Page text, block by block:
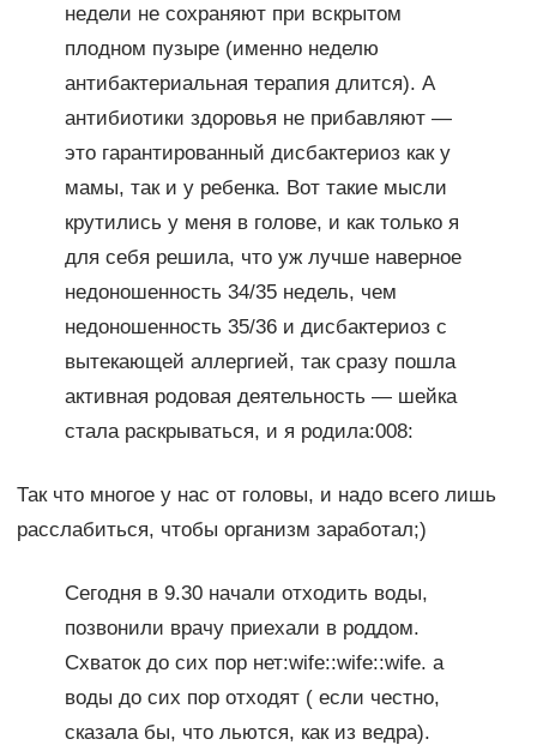
недели не сохраняют при вскрытом
плодном пузыре (именно неделю
антибактериальная терапия длится). А
антибиотики здоровья не прибавляют —
это гарантированный дисбактериоз как у
мамы, так и у ребенка. Вот такие мысли
крутились у меня в голове, и как только я
для себя решила, что уж лучше наверное
недоношенность 34/35 недель, чем
недоношенность 35/36 и дисбактериоз с
вытекающей аллергией, так сразу пошла
активная родовая деятельность — шейка
стала раскрываться, и я родила:008:
Так что многое у нас от головы, и надо всего лишь
расслабиться, чтобы организм заработал;)
Сегодня в 9.30 начали отходить воды,
позвонили врачу приехали в роддом.
Схваток до сих пор нет:wife::wife::wife. а
воды до сих пор отходят ( если честно,
сказала бы, что льются, как из ведра).